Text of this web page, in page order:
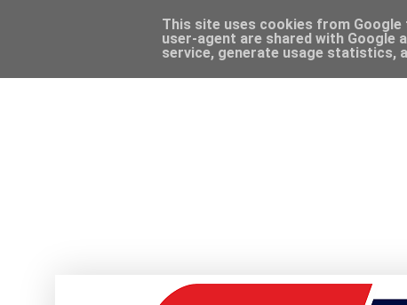
This site uses cookies from
user-agent are shared with
service, generate usage statistics,